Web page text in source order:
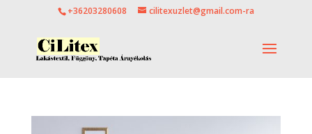
+36203280608 cilitexuzlet@gmail.com-ra